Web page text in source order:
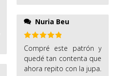
perfeccion. Tambien
lleva una explicacion de
como poder usarlo
para desperdiciar la
menor tela posible.
Nuria Beu
Valorado
con 5de 5
Compré este patrón y
quedé tan contenta que
ahora repito con la jupa.